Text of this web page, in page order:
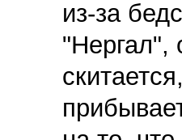
из-за
"Нергал",